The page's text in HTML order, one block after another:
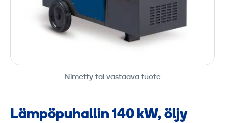
Nimetty tai vastaava tuote
Lämpö­puhallin 140 kW, öljy